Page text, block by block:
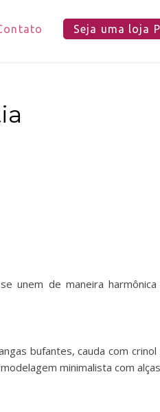
Seja uma loja
unem de maneira
bufantes, cauda com
minimalista com